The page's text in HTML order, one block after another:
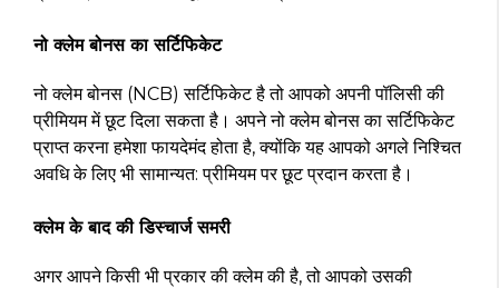
नो क्लेम बोनस का सर्टिफिकेट
नो क्लेम बोनस (NCB) सर्टिफिकेट है तो आपको अपनी पॉलिसी की
प्रीमियम में छूट दिला सकता है। अपने नो क्लेम बोनस का सर्टिफिकेट
प्राप्त करना हमेशा फायदेमंद होता है, क्योंकि यह आपको अगले निश्चित
अवधि के लिए भी सामान्यत: प्रीमियम पर छूट प्रदान करता है।
क्लेम के बाद की डिस्चार्ज समरी
अगर आपने किसी भी प्रकार की क्लेम की है, तो आपको उसकी